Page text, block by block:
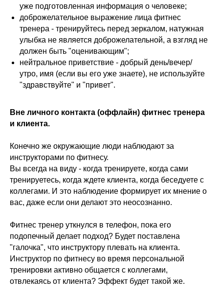
уже подготовленная информация о человеке;
доброжелательное выражение лица фитнес
тренера - тренируйтесь перед зеркалом, натужная
улыбка не является доброжелательной, а взгляд не
должен быть "оценивающим";
нейтральное приветствие - добрый день/вечер/
утро, имя (если вы его уже знаете), не используйте
"здравствуйте" и "привет".
Вне личного контакта (оффлайн) фитнес тренера
и клиента.
Конечно же окружающие люди наблюдают за
инструкторами по фитнесу.
Вы всегда на виду - когда тренируете, когда сами
тренируетесь, когда ждете клиента, когда беседуете с
коллегами. И это наблюдение формирует их мнение о
вас, даже если они делают это неосознанно.
Фитнес тренер уткнулся в телефон, пока его
подопечный делает подход? Будет поставлена
"галочка", что инструктору плевать на клиента.
Инструктор по фитнесу во время персональной
тренировки активно общается с коллегами,
отвлекаясь от клиента? Эффект будет такой же.